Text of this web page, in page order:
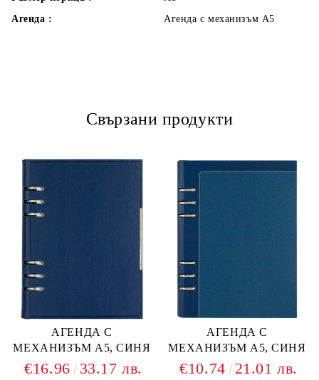
Агенда :
Агенда с механизъм А5
Свързани продукти
АГЕНДА С
МЕХАНИЗЪМ А5, СИНЯ
€16.96 33.17 лв.
АГЕНДА С
МЕХАНИЗЪМ А5, СИНЯ
€10.74 21.01 лв.